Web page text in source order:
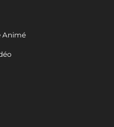
Animé